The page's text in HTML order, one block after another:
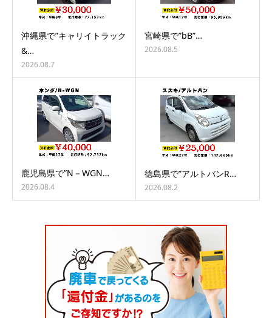
沖縄県で”キャリイトラック
&…
2026.08.7
宮崎県で”bB”…
2026.08.5
鹿児島県で”N－WGN…
2026.08.4
徳島県で”アルトバンR…
2026.08.2